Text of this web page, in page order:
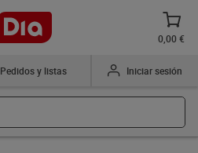
0,00 €
Pedidos y listas Iniciar sesión